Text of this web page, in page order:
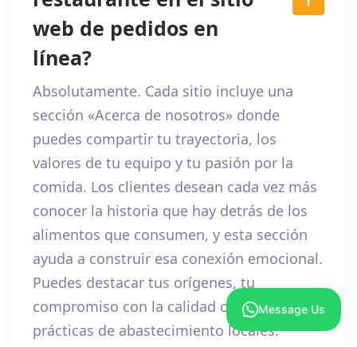
web de pedidos en
línea?
Absolutamente. Cada sitio incluye una
sección «Acerca de nosotros» donde
puedes compartir tu trayectoria, los
valores de tu equipo y tu pasión por la
comida. Los clientes desean cada vez más
conocer la historia que hay detrás de los
alimentos que consumen, y esta sección
ayuda a construir esa conexión emocional.
Puedes destacar tus orígenes, tu
compromiso con la calidad o incluso tus
prácticas de abastecimiento locales.
Message Us